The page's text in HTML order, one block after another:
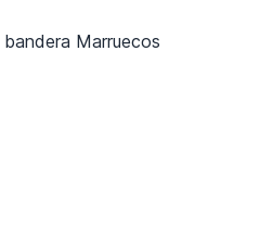
Marruecos